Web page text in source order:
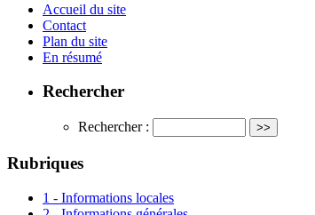
Accueil du site
Contact
Plan du site
En résumé
Rechercher
Rechercher :
Rubriques
1 - Informations locales